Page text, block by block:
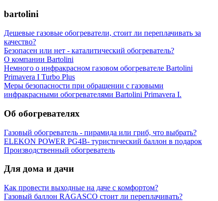
Вы здесь
bartolini
Дешевые газовые обогреватели, стоит ли переплачивать за
качество?
Безопасен или нет - каталитический обогреватель?
О компании Bartolini
Немного о инфракрасном газовом обогревателе Bartolini
Primavera I Turbo Plus
Меры безопасности при обращении с газовыми
инфракрасными обогревателями Bartolini Primavera I.
Об обогревателях
Газовый обогреватель - пирамида или гриб, что выбрать?
ELEKON POWER PG4B- туристический баллон в подарок
Производственный обогреватель
Для дома и дачи
Как провести выходные на даче с комфортом?
Газовый баллон RAGASCO стоит ли переплачивать?